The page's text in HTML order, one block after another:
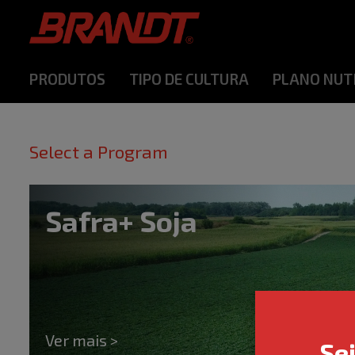
PRODUTOS TIPO DE CULTURA PLANO
Select a Program
Safra+ Soja
Ver mais >